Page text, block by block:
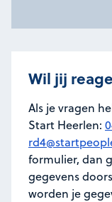
Wil jij
Als je vragen
Start Heerlen:
formulier, dan
gegevens
worden je